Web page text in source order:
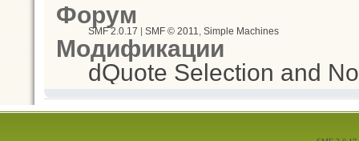
Форум
SMF 2.0.17 SMF © 2011, Simple Machines
Модификации
dQuote Selection and